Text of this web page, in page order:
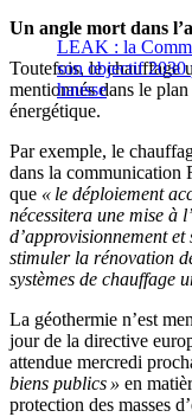
LEAK : la
son objectif 2030
hausse
Un angle mort dans
Toutefois, le chauffage
mentionnés dans le
énergétique.
Par exemple, le
dans la communication
que « le déploiement
nécessitera une mise à
d’approvisionnement et
stimuler la rénovation
systèmes de chauffage
La géothermie n’est
jour de la directive
attendue mercredi
biens publics » en
protection des masses